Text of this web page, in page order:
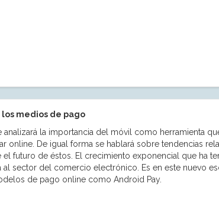
medios de pago
analizará la importancia del móvil como herramienta
online. De igual forma se hablará sobre tendencias
el futuro de éstos. El crecimiento exponencial que ha
al sector del comercio electrónico. Es en este nuevo
de pago online como Android Pay.